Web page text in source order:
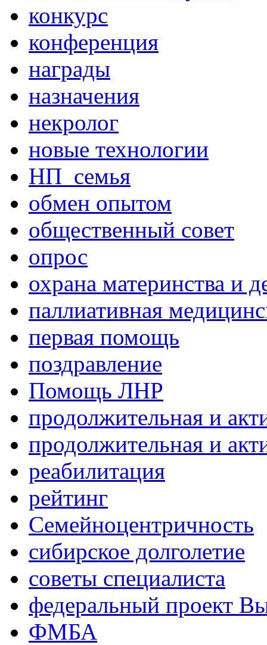
конкурс
конференция
награды
назначения
некролог
новые технологии
НП_семья
обмен опытом
общественный совет
опрос
охрана материнства и
паллиативная
первая помощь
поздравление
Помощь ЛНР
продолжительная и
продолжительная и
реабилитация
рейтинг
Семейноцентричность
сибирское долголетие
советы специалиста
федеральный проект
ФМБА